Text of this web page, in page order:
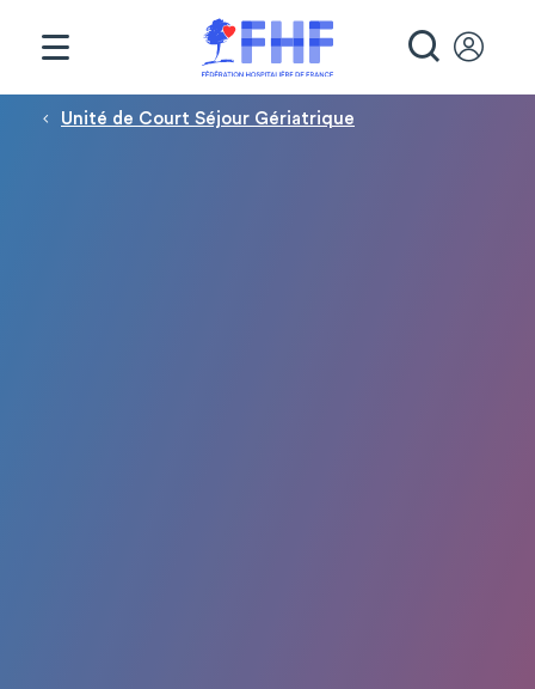
Fil d'Ariane
Unité de Court Séjour Gériatrique
Panneau de gestion des cookies